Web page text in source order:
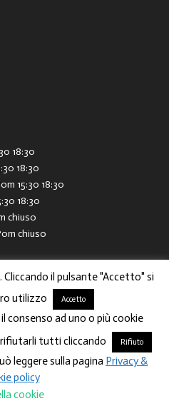
18:30
18:30
15:30 18:30
18:30
chiuso
chiuso
Seven
il pulsante "Accetto" si
utilizzo
Accetto
consenso ad uno o più cookie
tutti cliccando Rifiuto
leggere sulla pagina Privacy &
policy
cookie